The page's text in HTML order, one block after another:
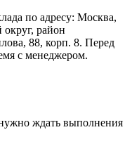
по адресу: Москва,
район
88, корп. 8. Перед
с менеджером.
ждать выполнения